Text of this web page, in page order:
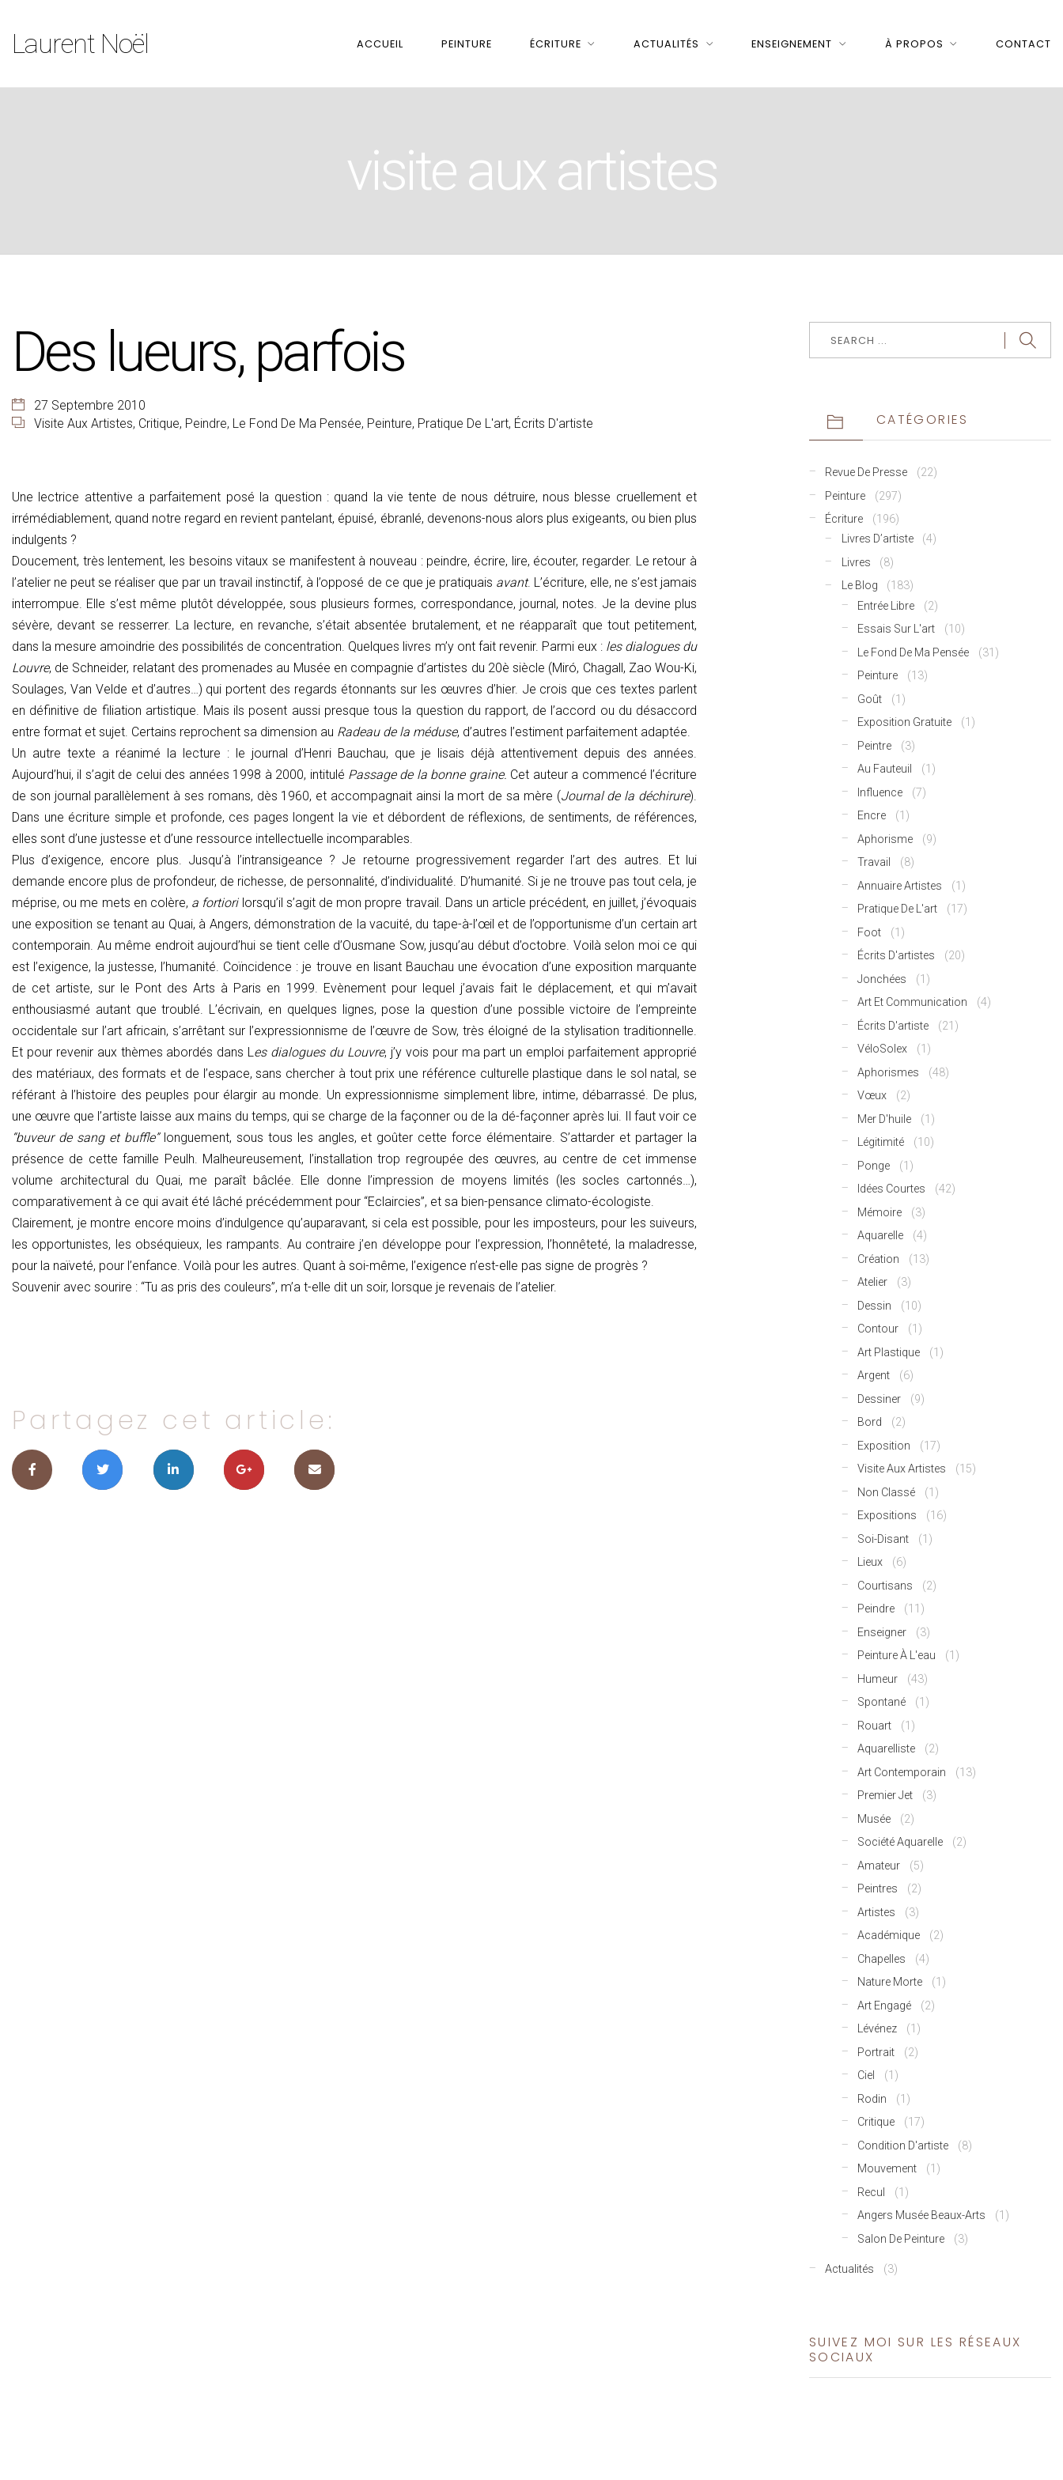
Laurent Noël ACCUEIL PEINTURE ÉCRITURE ACTUALITÉS ENSEIGNEMENT À PROPOS CONTACT
visite aux artistes
Des lueurs, parfois
27 Septembre 2010
Visite Aux Artistes, Critique, Peindre, Le Fond De Ma Pensée, Peinture, Pratique De L'art, Écrits D'artiste
Une lectrice attentive a parfaitement posé la question : quand la vie tente de nous détruire, nous blesse cruellement et
irrémédiablement, quand notre regard en revient pantelant, épuisé, ébranlé, devenons-nous alors plus exigeants, ou bien plus
indulgents ?
Doucement, très lentement, les besoins vitaux se manifestent à nouveau : peindre, écrire, lire, écouter, regarder. Le retour à
l’atelier ne peut se réaliser que par un travail instinctif, à l’opposé de ce que je pratiquais avant. L’écriture, elle, ne s’est jamais
interrompue. Elle s’est même plutôt développée, sous plusieurs formes, correspondance, journal, notes. Je la devine plus
sévère, devant se resserrer. La lecture, en revanche, s’était absentée brutalement, et ne réapparaît que tout petitement,
dans la mesure amoindrie des possibilités de concentration. Quelques livres m’y ont fait revenir. Parmi eux : les dialogues du
Louvre, de Schneider, relatant des promenades au Musée en compagnie d’artistes du 20è siècle (Miró, Chagall, Zao Wou-Ki,
Soulages, Van Velde et d’autres…) qui portent des regards étonnants sur les œuvres d’hier. Je crois que ces textes parlent
en définitive de filiation artistique. Mais ils posent aussi presque tous la question du rapport, de l’accord ou du désaccord
entre format et sujet. Certains reprochent sa dimension au Radeau de la méduse, d’autres l’estiment parfaitement adaptée.
Un autre texte a réanimé la lecture : le journal d’Henri Bauchau, que je lisais déjà attentivement depuis des années.
Aujourd’hui, il s’agit de celui des années 1998 à 2000, intitulé Passage de la bonne graine. Cet auteur a commencé l’écriture
de son journal parallèlement à ses romans, dès 1960, et accompagnait ainsi la mort de sa mère (Journal de la déchirure).
Dans une écriture simple et profonde, ces pages longent la vie et débordent de réflexions, de sentiments, de références,
elles sont d’une justesse et d’une ressource intellectuelle incomparables.
Plus d’exigence, encore plus. Jusqu’à l’intransigeance ? Je retourne progressivement regarder l’art des autres. Et lui
demande encore plus de profondeur, de richesse, de personnalité, d’individualité. D’humanité. Si je ne trouve pas tout cela, je
méprise, ou me mets en colère, a fortiorilorsqu’il s’agit de mon propre travail. Dans un article précédent, en juillet, j’évoquais
une exposition se tenant au Quai, à Angers, démonstration de la vacuité, du tape-à-l’œil et de l’opportunisme d’un certain art
contemporain. Au même endroit aujourd’hui se tient celle d’Ousmane Sow, jusqu’au début d’octobre. Voilà selon moi ce qui
est l’exigence, la justesse, l’humanité. Coïncidence : je trouve en lisant Bauchau une évocation d’une exposition marquante
de cet artiste, sur le Pont des Arts à Paris en 1999. Evènement pour lequel j’avais fait le déplacement, et qui m’avait
enthousiasmé autant que troublé. L’écrivain, en quelques lignes, pose la question d’une possible victoire de l’empreinte
occidentale sur l’art africain, s’arrêtant sur l’expressionnisme de l’œuvre de Sow, très éloigné de la stylisation traditionnelle.
Et pour revenir aux thèmes abordés dans Les dialogues du Louvre, j’y vois pour ma part un emploi parfaitement approprié
des matériaux, des formats et de l’espace, sans chercher à tout prix une référence culturelle plastique dans le sol natal, se
référant à l’histoire des peuples pour élargir au monde. Un expressionnisme simplement libre, intime, débarrassé. De plus,
une œuvre que l’artiste laisse aux mains du temps, qui se charge de la façonner ou de la dé-façonner après lui. Il faut voir ce
“buveur de sang et buffle” longuement, sous tous les angles, et goûter cette force élémentaire. S’attarder et partager la
présence de cette famille Peulh. Malheureusement, l’installation trop regroupée des œuvres, au centre de cet immense
volume architectural du Quai, me paraît bâclée. Elle donne l’impression de moyens limités (les socles cartonnés…),
comparativement à ce qui avait été lâché précédemment pour “Eclaircies”, et sa bien-pensance climato-écologiste.
Clairement, je montre encore moins d’indulgence qu’auparavant, si cela est possible, pour les imposteurs, pour les suiveurs,
les opportunistes, les obséquieux, les rampants. Au contraire j’en développe pour l’expression, l’honnêteté, la maladresse,
pour la naïveté, pour l’enfance. Voilà pour les autres. Quant à soi-même, l’exigence n’est-elle pas signe de progrès ?
Souvenir avec sourire : “Tu as pris des couleurs”, m’a t-elle dit un soir, lorsque je revenais de l’atelier.
Partagez cet article:
CATÉGORIES
Revue De Presse
(22)
Peinture
(297)
Écriture
(196)
Livres D’artiste
(4)
Livres
(8)
Le Blog
(183)
Entrée Libre
(2)
Essais Sur L'art
(10)
Le Fond De Ma Pensée
(31)
Peinture
(13)
Goût
(1)
Exposition Gratuite
(1)
Peintre
(3)
Au Fauteuil
(1)
Influence
(7)
Encre
(1)
Aphorisme
(9)
Travail
(8)
Annuaire Artistes
(1)
Pratique De L'art
(17)
Foot
(1)
Écrits D'artistes
(20)
Jonchées
(1)
Art Et Communication
(4)
Écrits D'artiste
(21)
VéloSolex
(1)
Aphorismes
(48)
Vœux
(2)
Mer D'huile
(1)
Légitimité
(10)
Ponge
(1)
Idées Courtes
(42)
Mémoire
(3)
Aquarelle
(4)
Création
(13)
Atelier
(3)
Dessin
(10)
Contour
(1)
Art Plastique
(1)
Argent
(6)
Dessiner
(9)
Bord
(2)
Exposition
(17)
Visite Aux Artistes
(15)
Non Classé
(1)
Expositions
(16)
Soi-Disant
(1)
Lieux
(6)
Courtisans
(2)
Peindre
(11)
Enseigner
(3)
Peinture À L'eau
(1)
Humeur
(43)
Spontané
(1)
Rouart
(1)
Aquarelliste
(2)
Art Contemporain
(13)
Premier Jet
(3)
Musée
(2)
Société Aquarelle
(2)
Amateur
(5)
Peintres
(2)
Artistes
(3)
Académique
(2)
Chapelles
(4)
Nature Morte
(1)
Art Engagé
(2)
Lévénez
(1)
Portrait
(2)
Ciel
(1)
Rodin
(1)
Critique
(17)
Condition D'artiste
(8)
Mouvement
(1)
Recul
(1)
Angers Musée Beaux-Arts
(1)
Salon De Peinture
(3)
Actualités (3)
SUIVEZ MOI SUR LES RÉSEAUX
SOCIAUX